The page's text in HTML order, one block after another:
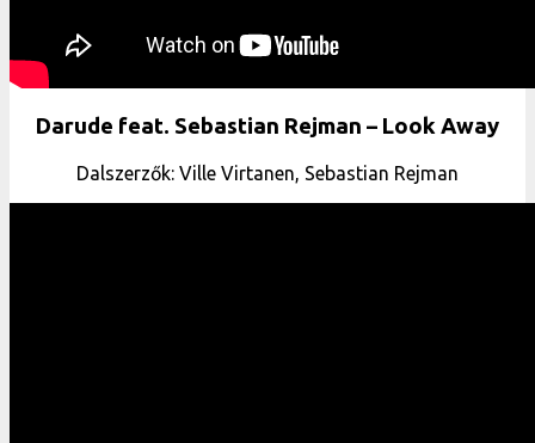
Darude feat. Sebastian Rejman – Look Away
Dalszerzők: Ville Virtanen, Sebastian Rejman